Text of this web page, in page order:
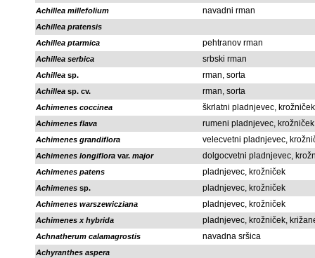
Achillea millefolium navadni rman
Achillea pratensis
Achillea ptarmica
pehtranov rman
Achillea serbica srbski rman
Achillea sp. rman, sorta
Achillea sp. cv. rman, sorta
Achimenes coccinea škrlatni pladnjevec, krožniček
Achimenes flava rumeni pladnjevec, krožniček
Achimenes grandiflora velecvetni pladnjevec,
Achimenes longiflora var. major dolgocvetni pladnjevec,
Achimenes patens pladnjevec, krožniček
Achimenes sp. pladnjevec, krožniček
Achimenes warszewicziana pladnjevec, krožniček
Achimenes x hybrida pladnjevec, krožniček,
Achnatherum calamagrostis navadna sršica
Achyranthes aspera